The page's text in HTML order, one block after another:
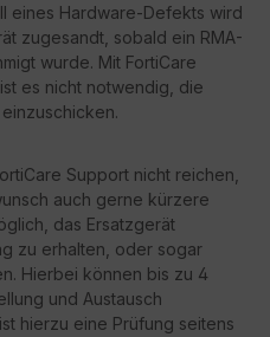
eines Hardware-Defekts wird
zugesandt, sobald ein RMA-
wurde. Mit FortiCare
es nicht notwendig, die
Support nicht reichen,
auch gerne kürzere
das Ersatzgerät
zu erhalten, oder sogar
Hierbei können bis zu 4
und Austausch
hierzu eine Prüfung seitens